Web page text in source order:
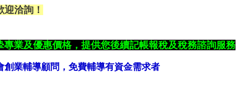
洽詢！
專業及優惠價格，提供您後續記帳報稅及稅務諮詢服務
業輔導顧問，免費輔導有資金需求者